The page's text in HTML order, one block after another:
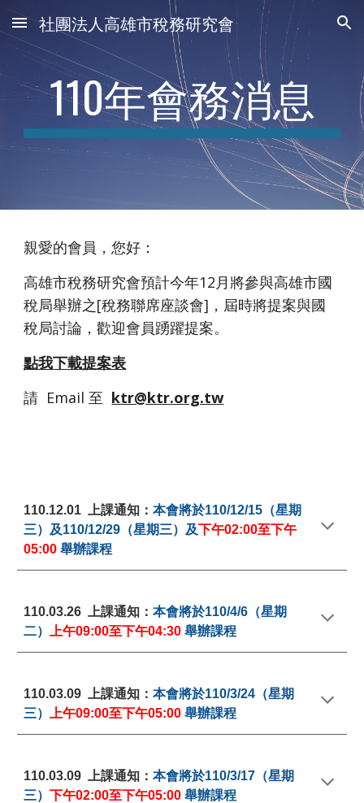
Skip to main content Skip to navigation
社團法人高雄市稅務研究會
110年會務消息
親愛的會員，您好：
高雄市稅務研究會預計今年12月將參與高雄市國
稅局舉辦之[稅務聯席座談會]，屆時將提案與國
稅局討論，歡迎會員踴躍提案。
點我下載提案表
請  Email 至 ktr@ktr.org.tw
110.12.01  上課通知：本會將於110/12/15（星期
三）及110/12/29（星期三）及下午02:00至下午
05:00 舉辦課程
110.03.26  上課通知：本會將於110/4/6 （星期
二）
上午09:00至下午04:30 舉辦課程
110.03.09
  上課通知：
本會將於110/3/24 （星期
三）
上午09:00至下午05:00 舉辦課程
110.03.09  上課通知：本會將於110/3/17 （星期
三）下午02:00至下午05:00 舉辦課程